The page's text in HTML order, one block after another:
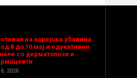
на корејска убавина
од 8 до 10 мај и едукативни
со дерматолози и
6, 2026